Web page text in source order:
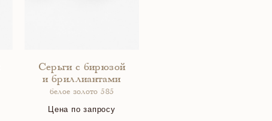
Серьги с бирюзой
и бриллиантами
белое золото 585
Цена по запросу